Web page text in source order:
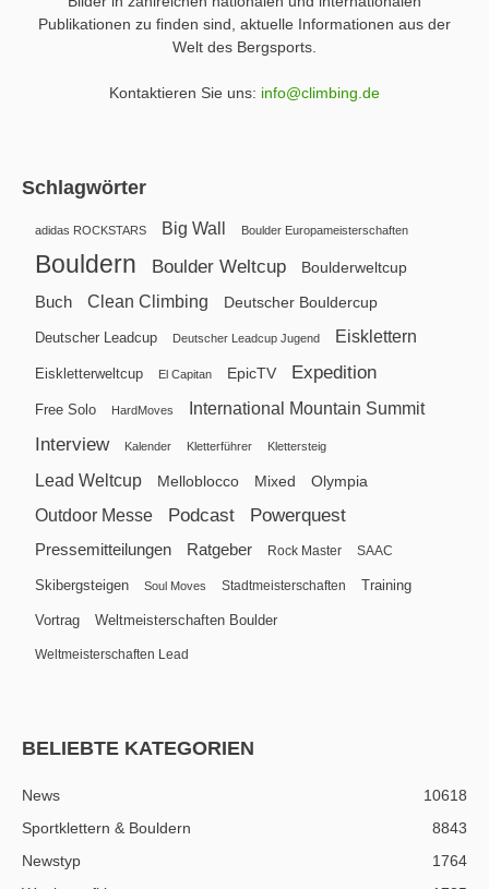
Publikationen zu finden sind, aktuelle Informationen aus der
Welt des Bergsports.
Kontaktieren Sie uns: info@climbing.de
Schlagwörter
adidas ROCKSTARS Big Wall Boulder Europameisterschaften
Bouldern Boulder Weltcup Boulderweltcup
Buch Clean Climbing Deutscher Bouldercup
Deutscher Leadcup Deutscher Leadcup Jugend Eisklettern
Eiskletterweltcup El Capitan EpicTV Expedition
Free Solo HardMoves International Mountain Summit
Interview Kalender Kletterführer Klettersteig
Lead Weltcup Melloblocco Mixed Olympia
Outdoor Messe Podcast Powerquest
Pressemitteilungen Ratgeber Rock Master SAAC
Skibergsteigen Soul Moves Stadtmeisterschaften Training
Vortrag Weltmeisterschaften Boulder
Weltmeisterschaften Lead
BELIEBTE KATEGORIEN
News
10618
Sportklettern & Bouldern
8843
Newstyp
1764